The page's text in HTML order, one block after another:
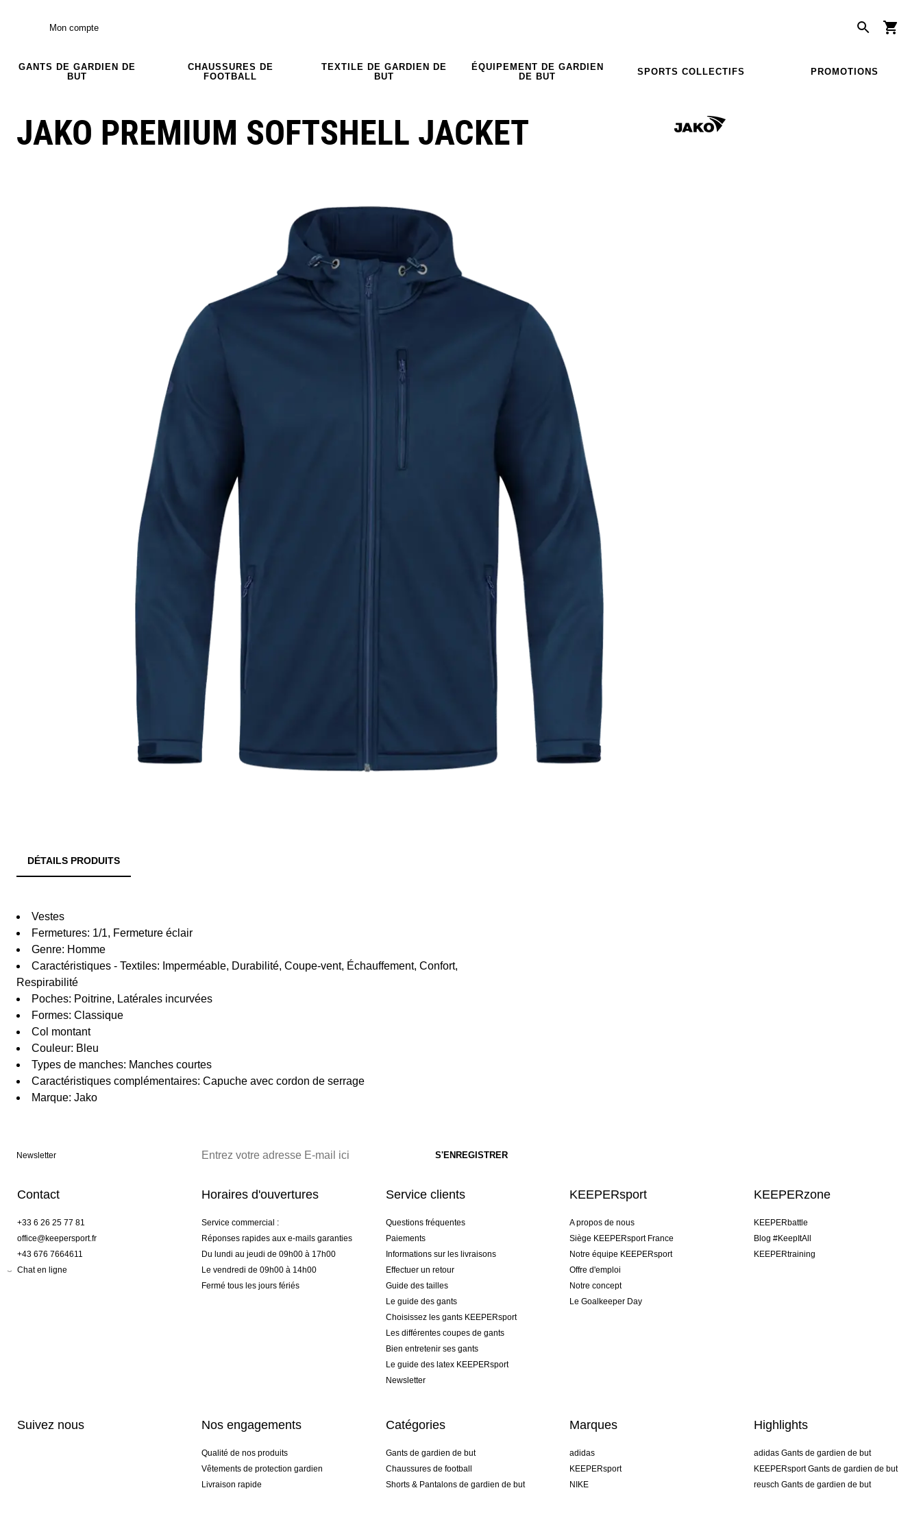
Mon compte
GANTS DE GARDIEN DE
BUT
CHAUSSURES DE
FOOTBALL
TEXTILE DE GARDIEN DE
BUT
ÉQUIPEMENT DE GARDIEN
DE BUT
SPORTS COLLECTIFS PROMOTIONS
JAKO PREMIUM SOFTSHELL JACKET
DÉTAILS PRODUITS
Vestes
Fermetures: 1/1, Fermeture éclair
Genre: Homme
Caractéristiques - Textiles: Imperméable, Durabilité, Coupe-vent, Échauffement, Confort,
Respirabilité
Poches: Poitrine, Latérales incurvées
Formes: Classique
Col montant
Couleur: Bleu
Types de manches: Manches courtes
Caractéristiques complémentaires: Capuche avec cordon de serrage
Marque: Jako
Newsletter
Contact
+33 6 26 25 77 81
office@keepersport.fr
+43 676 7664611
Chat en ligne
Horaires d'ouvertures
Service commercial :
Réponses rapides aux e-mails garanties
Du lundi au jeudi de 09h00 à 17h00
Le vendredi de 09h00 à 14h00
Fermé tous les jours fériés
Service clients
Questions fréquentes
Paiements
Informations sur les livraisons
Effectuer un retour
Guide des tailles
Le guide des gants
Choisissez les gants KEEPERsport
Les différentes coupes de gants
Bien entretenir ses gants
Le guide des latex KEEPERsport
Newsletter
KEEPERsport
A propos de nous
Siège KEEPERsport France
Notre équipe KEEPERsport
Offre d'emploi
Notre concept
Le Goalkeeper Day
KEEPERzone
KEEPERbattle
Blog #KeepItAll
KEEPERtraining
Suivez nous Nos engagements
Qualité de nos produits
Vêtements de protection gardien
Livraison rapide
Catégories
Gants de gardien de but
Chaussures de football
Shorts & Pantalons de gardien de but
Marques
adidas
KEEPERsport
NIKE
Highlights
adidas Gants de gardien de but
KEEPERsport Gants de gardien de but
reusch Gants de gardien de but